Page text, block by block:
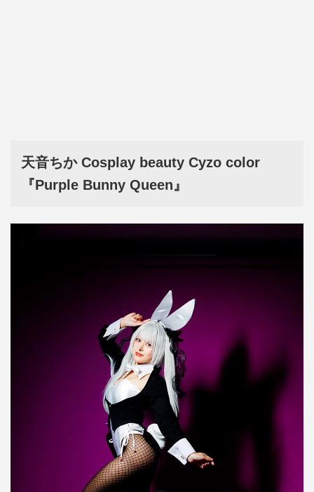
天音ちか Cosplay beauty Cyzo color
『Purple Bunny Queen』